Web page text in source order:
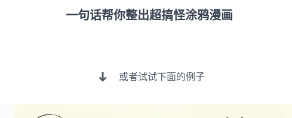
一句话帮你整出超搞怪涂鸦漫画
或者试试下面的例子